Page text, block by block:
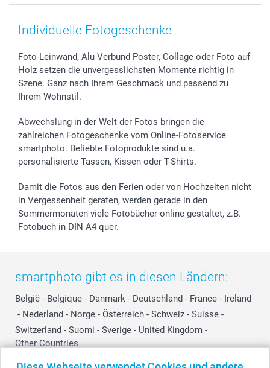
Zubehör & Material
Foto-Kalender & Agenden
Sticker & Etiketten
Geschenk-Gutscheine (PDF)
AGB
Presse
Partnerprogramme
Investor Relations
B2B smartbusiness
Widerrufsrecht
Muttertag
Kommunion & Konfirmation
Hochzeit
Geburtstag
Geburt
Zu allen Anlässen
Preise und Versandkosten
48h Lieferung
Zahlungsmöglichkeiten
Anmelden /Registrieren
Sitemap
Status der Bestellung
smartfriends
smartgarantie
smartbonus
Individuelle Fotogeschenke
Foto-Leinwand, Alu-Verbund Poster, Collage oder Foto auf
Holz setzen die unvergesslichsten Momente richtig in
Szene. Ganz nach Ihrem Geschmack und passend zu
Ihrem Wohnstil.
Abwechslung in der Welt der Fotos bringen die
zahlreichen Fotogeschenke vom Online-Fotoservice
smartphoto. Beliebte Fotoprodukte sind u.a.
personalisierte Tassen, Kissen oder T-Shirts.
Damit die Fotos aus den Ferien oder von Hochzeiten nicht
in Vergessenheit geraten, werden gerade in den
Sommermonaten viele Fotobücher online gestaltet, z.B.
Fotobuch in DIN A4 quer.
smartphoto gibt es in diesen Ländern:
België - Belgique - Danmark - Deutschland - France - Ireland
- Nederland - Norge - Österreich - Schweiz - Suisse -
Switzerland - Suomi - Sverige - United Kingdom -
Other Countries